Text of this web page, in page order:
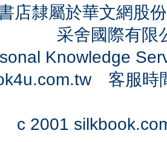
店隸屬於華文網股
采舍國際有
Knowledge
客服時
c 2001